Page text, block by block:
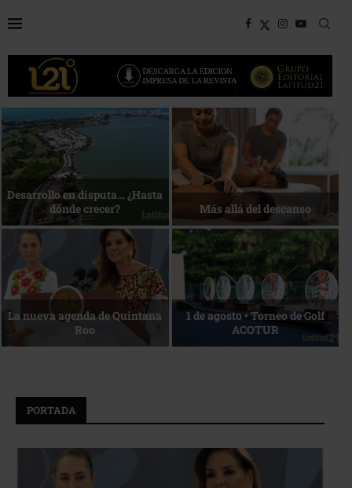
Bottega, un viaje servido a la
mesa
Energía que Impulsa la
competitividad
Reconocimiento de viajeros La esencia del servicio
PORTADA